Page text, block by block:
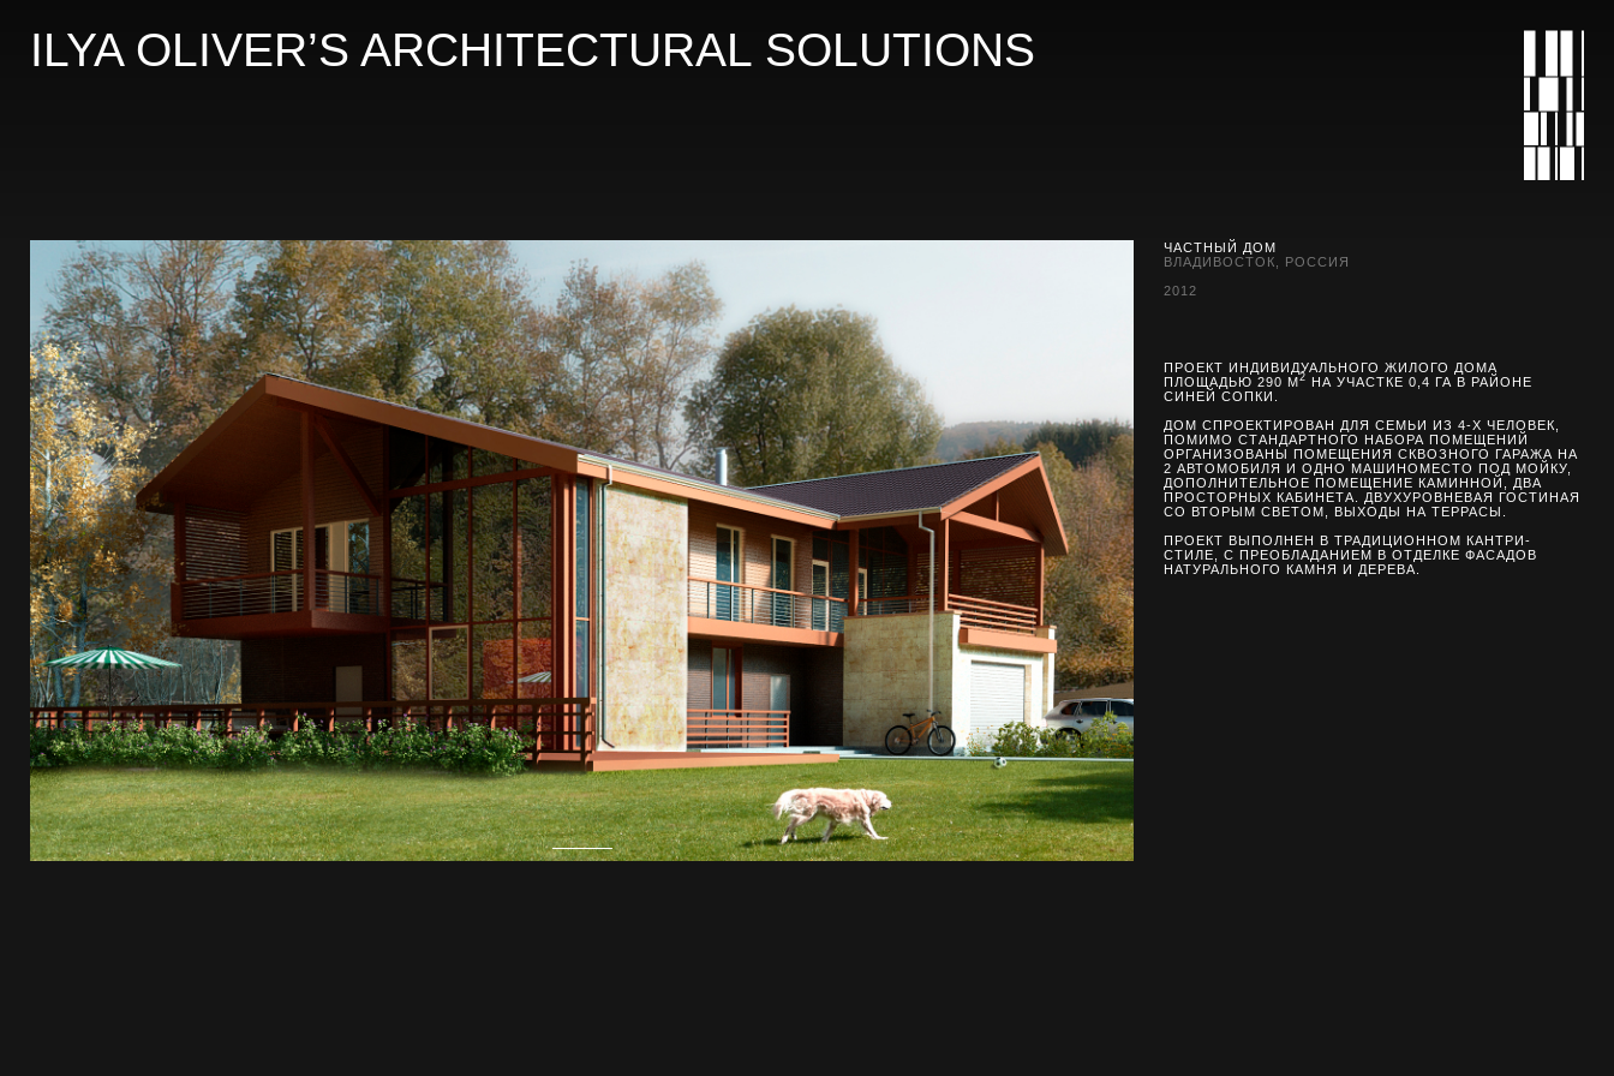
ILYA OLIVER’S ARCHITECTURAL SOLUTIONS
ЧАСТНЫЙ ДОМ
ВЛАДИВОСТОК, РОССИЯ
2012
ПРОЕКТ ИНДИВИДУАЛЬНОГО ЖИЛОГО ДОМА
ПЛОЩАДЬЮ 290 М2 НА УЧАСТКЕ 0,4 ГА В РАЙОНЕ
СИНЕЙ СОПКИ.
ДОМ СПРОЕКТИРОВАН ДЛЯ СЕМЬИ ИЗ 4-Х ЧЕЛОВЕК,
ПОМИМО СТАНДАРТНОГО НАБОРА ПОМЕЩЕНИЙ
ОРГАНИЗОВАНЫ ПОМЕЩЕНИЯ СКВОЗНОГО ГАРАЖА НА
2 АВТОМОБИЛЯ И ОДНО МАШИНОМЕСТО ПОД МОЙКУ,
ДОПОЛНИТЕЛЬНОЕ ПОМЕЩЕНИЕ КАМИННОЙ, ДВА
ПРОСТОРНЫХ КАБИНЕТА. ДВУХУРОВНЕВАЯ ГОСТИНАЯ
СО ВТОРЫМ СВЕТОМ, ВЫХОДЫ НА ТЕРРАСЫ.
ПРОЕКТ ВЫПОЛНЕН В ТРАДИЦИОННОМ КАНТРИ-
СТИЛЕ, С ПРЕОБЛАДАНИЕМ В ОТДЕЛКЕ ФАСАДОВ
НАТУРАЛЬНОГО КАМНЯ И ДЕРЕВА.